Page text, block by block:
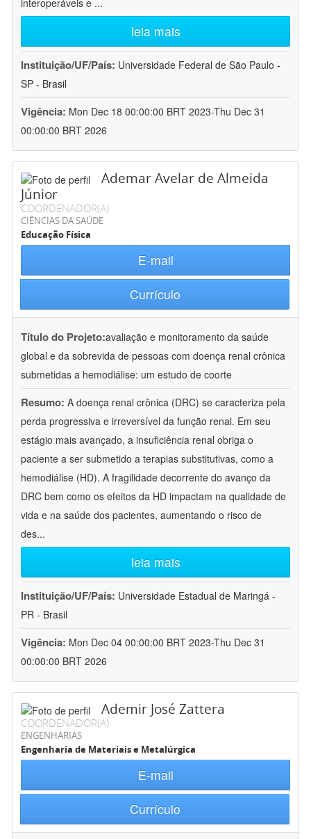
interoperáveis e ...
leia mais
Instituição/UF/País: Universidade Federal de São Paulo -
SP - Brasil
Vigência: Mon Dec 18 00:00:00 BRT 2023-Thu Dec 31
00:00:00 BRT 2026
Ademar Avelar de Almeida
Júnior
COORDENADOR(A)
CIÊNCIAS DA SAÚDE
Educação Física
E-mail
Currículo
Título do Projeto:avaliação e monitoramento da saúde
global e da sobrevida de pessoas com doença renal crônica
submetidas a hemodiálise: um estudo de coorte
Resumo: A doença renal crônica (DRC) se caracteriza pela
perda progressiva e irreversível da função renal. Em seu
estágio mais avançado, a insuficiência renal obriga o
paciente a ser submetido a terapias substitutivas, como a
hemodiálise (HD). A fragilidade decorrente do avanço da
DRC bem como os efeitos da HD impactam na qualidade de
vida e na saúde dos pacientes, aumentando o risco de
des...
leia mais
Instituição/UF/País: Universidade Estadual de Maringá -
PR - Brasil
Vigência: Mon Dec 04 00:00:00 BRT 2023-Thu Dec 31
00:00:00 BRT 2026
Ademir José Zattera
COORDENADOR(A)
ENGENHARIAS
Engenharia de Materiais e Metalúrgica
E-mail
Currículo